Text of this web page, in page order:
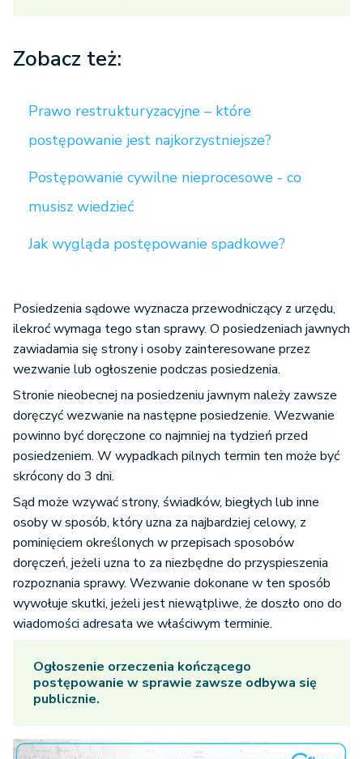
Zobacz też:
Prawo restrukturyzacyjne – które
postępowanie jest najkorzystniejsze?
Postępowanie cywilne nieprocesowe - co
musisz wiedzieć
Jak wygląda postępowanie spadkowe?
Posiedzenia sądowe wyznacza przewodniczący z urzędu,
ilekroć wymaga tego stan sprawy. O posiedzeniach jawnych
zawiadamia się strony i osoby zainteresowane przez
wezwanie lub ogłoszenie podczas posiedzenia.
Stronie nieobecnej na posiedzeniu jawnym należy zawsze
doręczyć wezwanie na następne posiedzenie. Wezwanie
powinno być doręczone co najmniej na tydzień przed
posiedzeniem. W wypadkach pilnych termin ten może być
skrócony do 3 dni.
Sąd może wzywać strony, świadków, biegłych lub inne
osoby w sposób, który uzna za najbardziej celowy, z
pominięciem określonych w przepisach sposobów
doręczeń, jeżeli uzna to za niezbędne do przyspieszenia
rozpoznania sprawy. Wezwanie dokonane w ten sposób
wywołuje skutki, jeżeli jest niewątpliwe, że doszło ono do
wiadomości adresata we właściwym terminie.
Ogłoszenie orzeczenia kończącego
postępowanie w sprawie zawsze odbywa się
publicznie.